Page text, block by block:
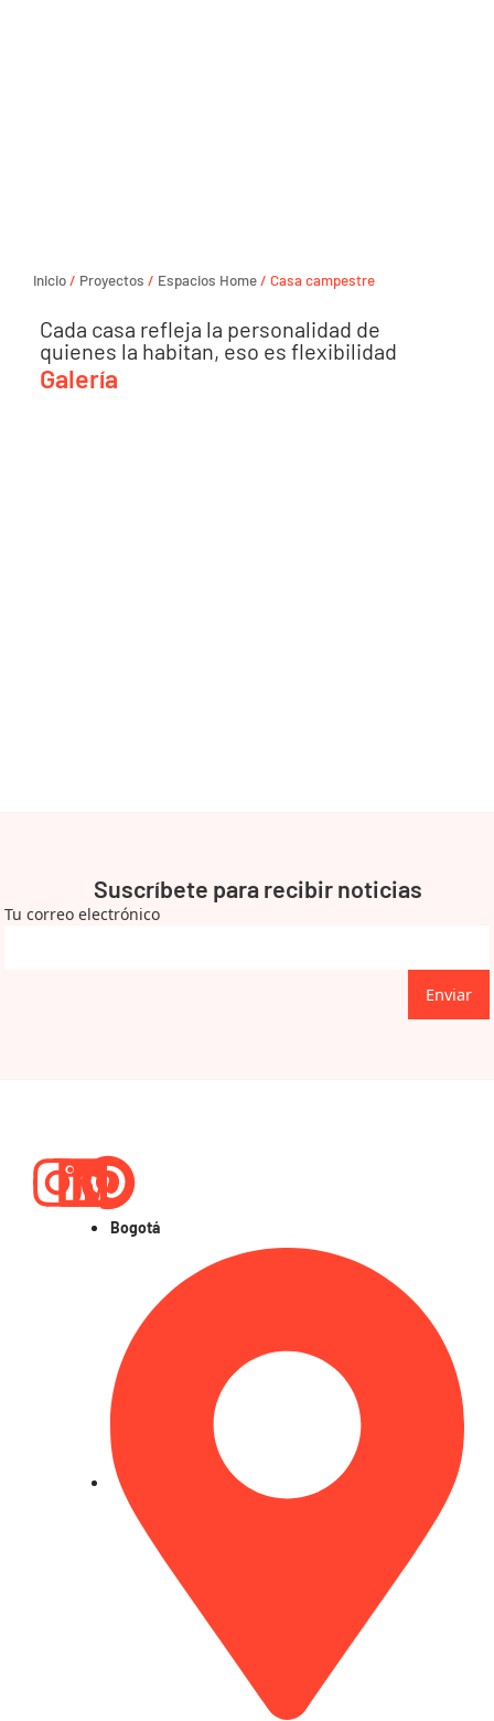
Inicio/ Proyectos / Espacios Home/ Casa campestre
Cada casa refleja la personalidad de
quienes la habitan, eso es flexibilidad
Galería
Suscríbete para recibir noticias
Tu correo electrónico
Enviar
Instagram
Linkedin
Pinterest
Bogotá